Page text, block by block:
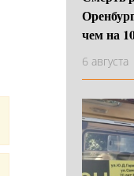
чем на
6 августа